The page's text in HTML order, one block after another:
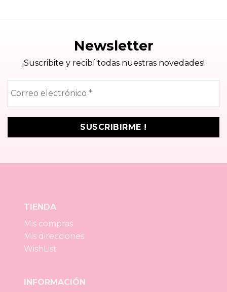
Newsletter
¡Suscribite y recibí todas nuestras novedades!
electrónico
TIENDA
Mis compras
Mis direcciones
WishList
INFORMACIÓN